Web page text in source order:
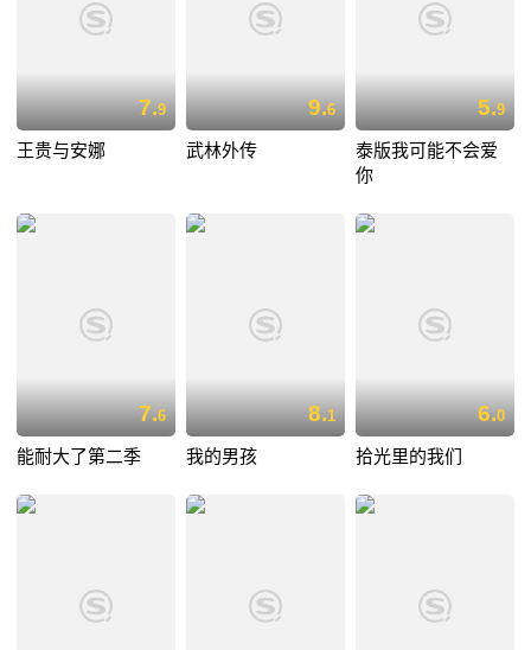
7.9
王贵与安娜
9.6
武林外传
5.9
泰版我可能不会爱
你
7.6
能耐大了第二季
8.1
我的男孩
6.0
拾光里的我们